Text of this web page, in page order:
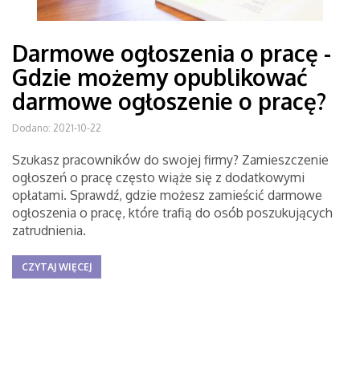
Darmowe ogłoszenia o pracę -
Gdzie możemy opublikować
darmowe ogłoszenie o pracę?
Dodano: 2021-10-22
Szukasz pracowników do swojej firmy? Zamieszczenie
ogłoszeń o pracę często wiąże się z dodatkowymi
opłatami. Sprawdź, gdzie możesz zamieścić darmowe
ogłoszenia o pracę, które trafią do osób poszukujących
zatrudnienia.
CZYTAJ WIĘCEJ